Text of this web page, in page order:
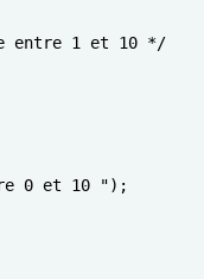
entre 1 et 10 */
0 et 10 ");